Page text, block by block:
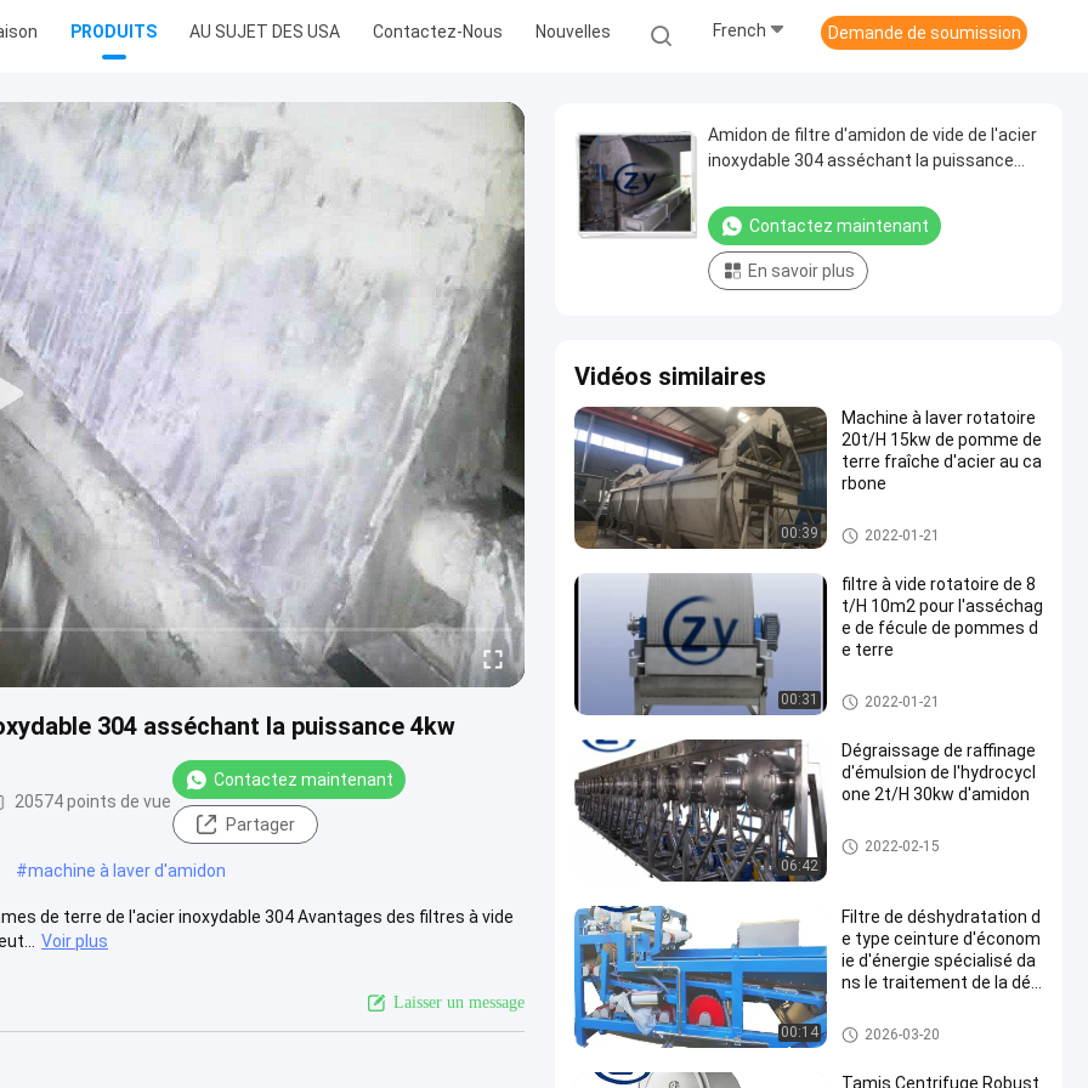
PRODUITS AU SUJET DES USA Contactez-Nous Nouvelles French Demande de soumission
304 asséchant la puissance 4kw
20574 points de vue
Contactez maintenant
Partager
#machine à laver d'amidon
de terre de l'acier inoxydable 304 Avantages des filtres à vide
Voir plus
Laisser un message
Amidon de filtre d'amidon de vide de l'acier
inoxydable 304 asséchant la puissance
Contactez maintenant
En savoir plus
Vidéos similaires
00:39
Machine à laver rotatoire
20t/H 15kw de pomme de
terre fraîche d'acier au ca
rbone
Machine de fécule de pommes
de terre
2022-01-21
00:31
filtre à vide rotatoire de 8
t/H 10m2 pour l'asséchag
e de fécule de pommes d
e terre
Machine de fécule de pommes
de terre
2022-01-21
06:42
Dégraissage de raffinage
d'émulsion de l'hydrocycl
one 2t/H 30kw d'amidon
Machine de fécule de maïs
2022-02-15
00:14
Filtre de déshydratation d
e type ceinture d'économ
ie d'énergie spécialisé da
ns le traitement de la dés
manioc
Machine de développement d'a
midon de manioc
2026-03-20
Tamis Centrifuge Robust